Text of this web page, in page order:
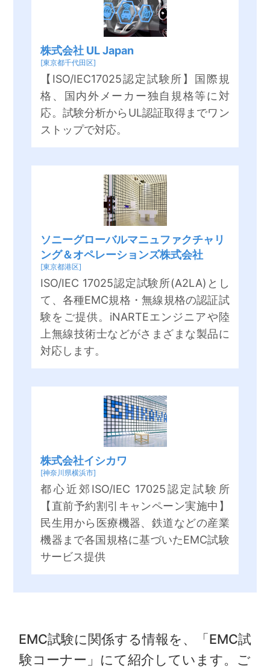
株式会社 UL Japan
[東京都千代田区]
【ISO/IEC17025認定試験所】国際規
格、国内外メーカー独自規格等に対
応。試験分析からUL認証取得までワン
ストップで対応。
ソニーグローバルマニュファクチャリ
ング＆オペレーションズ株式会社
[東京都港区]
ISO/IEC 17025認定試験所(A2LA)とし
て、各種EMC規格・無線規格の認証試
験をご提供。iNARTEエンジニアや陸
上無線技術士などがさまざまな製品に
対応します。
株式会社イシカワ
[神奈川県横浜市]
都心近郊ISO/IEC 17025認定試験所
【直前予約割引キャンペーン実施中】
民生用から医療機器、鉄道などの産業
機器まで各国規格に基づいたEMC試験
サービス提供
EMC試験に関係する情報を、「EMC試
験コーナー」にて紹介しています。ご